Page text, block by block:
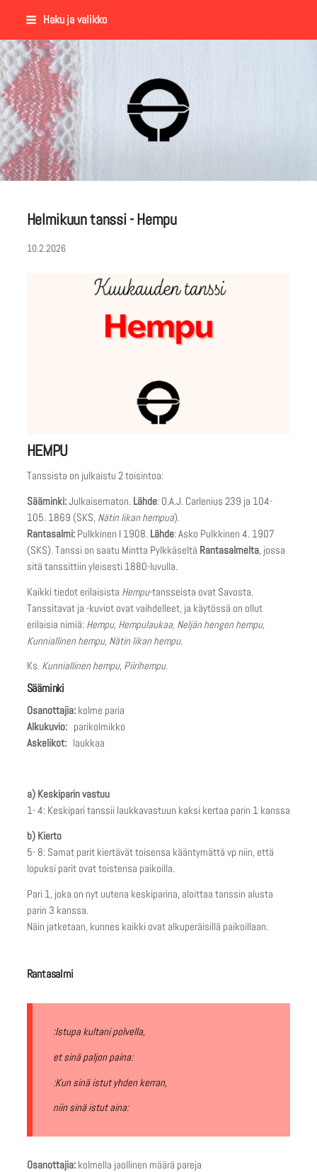
Siirry
sisältöön
Haku ja valikko
Suomalaisen Kansantanssin
Helmikuun tanssi - Hempu
10.2.2026
HEMPU
Tanssista on julkaistu 2 toisintoa:
Sääminki:Julkaisematon. Lähde: O.A.J. Carlenius 239 ja 104-
105. 1869 (SKS, Nätin likan hempua).
Rantasalmi:Pulkkinen I 1908. Lähde: Asko Pulkkinen 4. 1907
(SKS). Tanssi on saatu Mintta Pylkkäseltä Rantasalmelta, jossa
sitä tanssittiin yleisesti 1880-luvulla.
Kaikki tiedot erilaisista Hempu-tansseista ovat Savosta.
Tanssitavat ja -kuviot ovat vaihdelleet, ja käytössä on ollut
erilaisia nimiä: Hempu, Hempulaukaa, Neljän hengen hempu,
Kunniallinen hempu, Nätin likan hempu.
Ks. Kunniallinen hempu, Piirihempu.
Sääminki
Osanottajia:kolme paria
Alkukuvio:parikolmikko
Askelikot:laukkaa
a) Keskiparin vastuu
1- 4: Keskipari tanssii laukkavastuun kaksi kertaa parin 1 kanssa
b) Kierto
5- 8: Samat parit kiertävät toisensa kääntymättä vp niin, että
lopuksi parit ovat toistensa paikoilla.
Pari 1, joka on nyt uutena keskiparina, aloittaa tanssin alusta
parin 3 kanssa.
Näin jatketaan, kunnes kaikki ovat alkuperäisillä paikoillaan.
Rantasalmi
:Istupa kultani polvella,
et sinä paljon paina:
:Kun sinä istut yhden kerran,
niin sinä istut aina:
Osanottajia:kolmella jaollinen määrä pareja